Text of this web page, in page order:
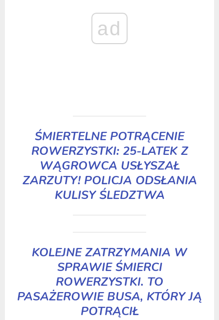
ad
ŚMIERTELNE POTRĄCENIE
ROWERZYSTKI: 25-LATEK Z
WĄGROWCA USŁYSZAŁ
ZARZUTY! POLICJA ODSŁANIA
KULISY ŚLEDZTWA
KOLEJNE ZATRZYMANIA W
SPRAWIE ŚMIERCI
ROWERZYSTKI. TO
PASAŻEROWIE BUSA, KTÓRY JĄ
POTRĄCIŁ